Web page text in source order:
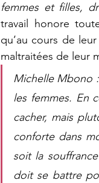
femmes et filles,
travail honore
qu’au cours de
maltraitées de leur
Michelle Mbono
les femmes. En
cacher, mais
conforte dans
soit la
doit se battre